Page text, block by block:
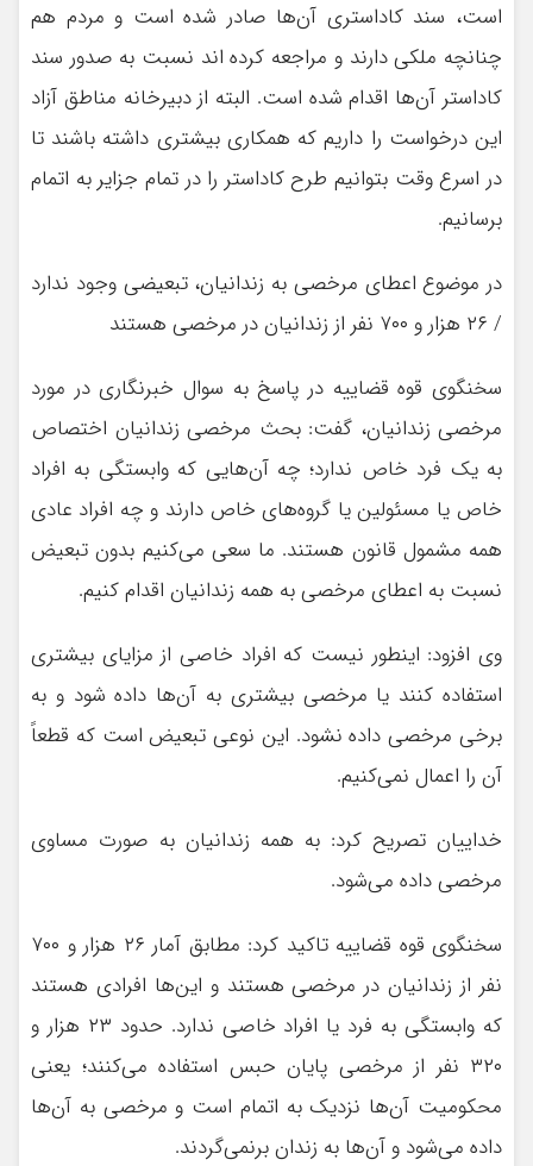
است، سند کاداستری آن‌ها صادر شده است و مردم هم
چنانچه ملکی دارند و مراجعه کرده اند نسبت به صدور سند
کاداستر آن‌ها اقدام شده است. البته از دبیرخانه مناطق آزاد
این درخواست را داریم که همکاری بیشتری داشته باشند تا
در اسرع وقت بتوانیم طرح کاداستر را در تمام جزایر به اتمام
برسانیم.
در موضوع اعطای مرخصی به زندانیان، تبعیضی وجود ندارد
/ ۲۶ هزار و ۷۰۰ نفر از زندانیان در مرخصی هستند
سخنگوی قوه قضاییه در پاسخ به سوال خبرنگاری در مورد
مرخصی زندانیان، گفت: بحث مرخصی زندانیان اختصاص
به یک فرد خاص ندارد؛ چه آن‌هایی که وابستگی به افراد
خاص یا مسئولین یا گروه‌های خاص دارند و چه افراد عادی
همه مشمول قانون هستند. ما سعی می‌کنیم بدون تبعیض
نسبت به اعطای مرخصی به همه زندانیان اقدام کنیم.
وی افزود: اینطور نیست که افراد خاصی از مزایای بیشتری
استفاده کنند یا مرخصی بیشتری به آن‌ها داده شود و به
برخی مرخصی داده نشود. این نوعی تبعیض است که قطعاً
آن را اعمال نمی‌کنیم.
خداییان تصریح کرد: به همه زندانیان به صورت مساوی
مرخصی داده می‌شود.
سخنگوی قوه قضاییه تاکید کرد: مطابق آمار ۲۶ هزار و ۷۰۰
نفر از زندانیان در مرخصی هستند و این‌ها افرادی هستند
که وابستگی به فرد یا افراد خاصی ندارد. حدود ۲۳ هزار و
۳۲۰ نفر از مرخصی پایان حبس استفاده می‌کنند؛ یعنی
محکومیت آن‌ها نزدیک به اتمام است و مرخصی به آن‌ها
داده می‌شود و آن‌ها به زندان برنمی‌گردند.